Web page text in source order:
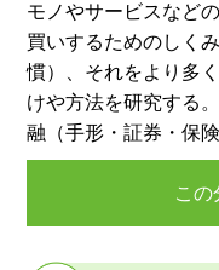
モノやサービスなど
買いするためのしく
慣）、それをより多
けや方法を研究する
融（手形・証券・保
この